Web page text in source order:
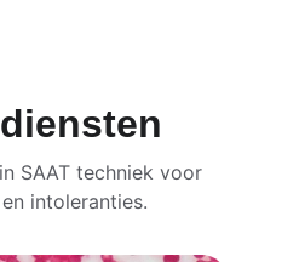
SAAT techniek voor
intoleranties.